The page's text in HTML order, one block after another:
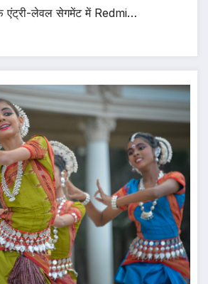
एंट्री-लेवल सेगमेंट में Redmi…